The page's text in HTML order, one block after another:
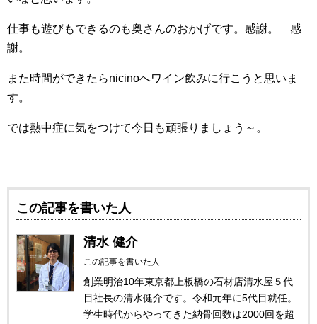
仕事も遊びもできるのも奥さんのおかげです。感謝。 感
謝。
また時間ができたらnicinoへワイン飲みに行こうと思いま
す。
では熱中症に気をつけて今日も頑張りましょう～。
この記事を書いた人
清水 健介
この記事を書いた人
創業明治10年東京都上板橋の石材店清水屋５代
目社長の清水健介です。令和元年に5代目就任。
学生時代からやってきた納骨回数は2000回を超